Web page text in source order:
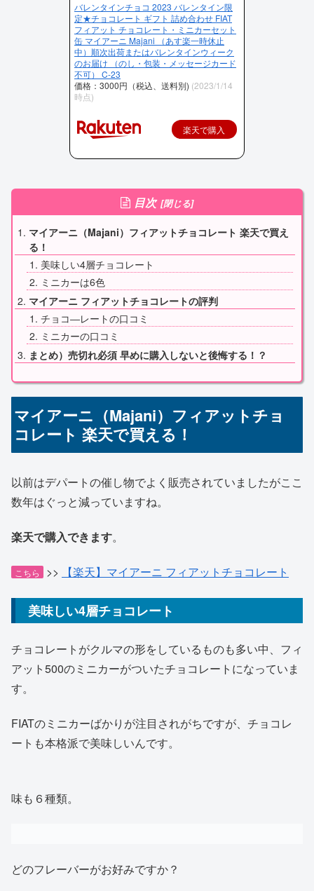
バレンタインチョコ 2023 バレンタイン限
定★チョコレート ギフト 詰め合わせ FIAT
フィアット チョコレート・ミニカーセット
缶 マイアーニ Majani （あす楽一時休止
中）順次出荷またはバレンタインウィーク
のお届け （のし・包装・メッセージカード
不可） C-23
価格：3000円（税込、送料別) (2023/1/14
時点)
楽天で購入
目次
マイアーニ（Majani）フィアットチョコレート 楽天で買え
る！
美味しい4層チョコレート
ミニカーは6色
マイアーニ フィアットチョコレートの評判
チョコ―レートの口コミ
ミニカーの口コミ
まとめ）売切れ必須 早めに購入しないと後悔する！？
マイアーニ（Majani）フィアットチョ
コレート 楽天で買える！
以前はデパートの催し物でよく販売されていましたがここ
数年はぐっと減っていますね。
楽天で購入できます。
こちら >> 【楽天】マイアーニ フィアットチョコレート
美味しい4層チョコレート
チョコレートがクルマの形をしているものも多い中、フィ
アット500のミニカーがついたチョコレートになっていま
す。
FIATのミニカーばかりが注目されがちですが、チョコレ
ートも本格派で美味しいんです。
味も６種類。
どのフレーバーがお好みですか？